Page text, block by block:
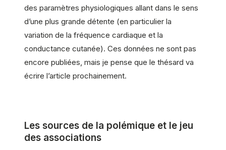
des paramètres physiologiques allant dans le sens
d’une plus grande détente (en particulier la
variation de la fréquence cardiaque et la
conductance cutanée). Ces données ne sont pas
encore publiées, mais je pense que le thésard va
écrire l’article prochainement.
Les sources de la polémique et le jeu
des associations